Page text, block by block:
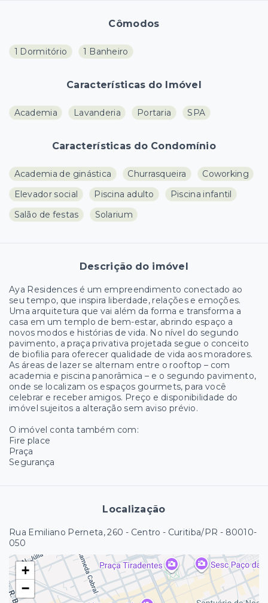
Cômodos
1 Dormitório 1 Banheiro
Características do Imóvel
Academia Lavanderia Portaria SPA
Características do Condomínio
Academia de ginástica Churrasqueira
Coworking
Elevador social
Piscina adulto
Piscina infantil
Salão de festas
Solarium
Descrição do imóvel
Aya Residences é um empreendimento conectado ao
seu tempo, que inspira liberdade, relações e emoções.
Uma arquitetura que vai além da forma e transforma a
casa em um templo de bem-estar, abrindo espaço a
novos modos e histórias de vida. No nível do segundo
pavimento, a praça privativa projetada segue o conceito
de biofilia para oferecer qualidade de vida aos moradores.
As áreas de lazer se alternam entre o rooftop – com
academia e piscina panorâmica – e o segundo pavimento,
onde se localizam os espaços gourmets, para você
celebrar e receber amigos. Preço e disponibilidade do
imóvel sujeitos a alteração sem aviso prévio.
O imóvel conta também com:
Fire place
Praça
Segurança
Localização
Rua Emiliano Perneta, 260 - Centro - Curitiba/PR - 80010-
050
+
−